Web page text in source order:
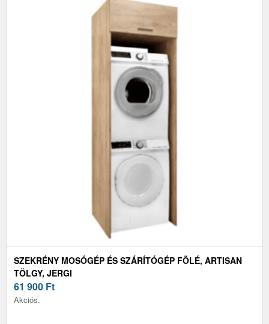
SZEKRÉNY MOSÓGÉP ÉS SZÁRÍTÓGÉP FÖLÉ, ARTISAN
TÖLGY, JERGI
61 900 Ft
Akciós.